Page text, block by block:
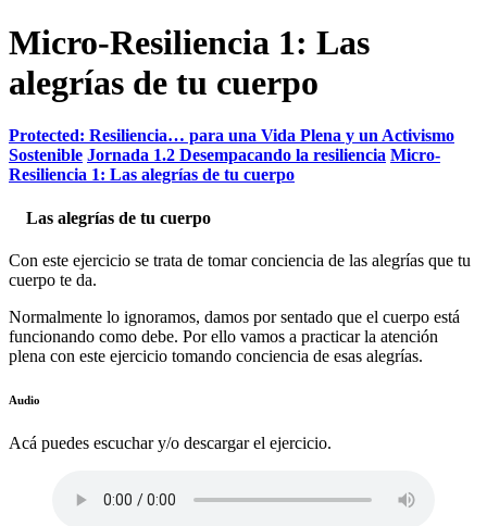
Micro-Resiliencia 1: Las
alegrías de tu cuerpo
Protected: Resiliencia… para una Vida Plena y un Activismo
Sostenible Jornada 1.2 Desempacando la resiliencia Micro-
Resiliencia 1: Las alegrías de tu cuerpo
Las alegrías de tu cuerpo
Con este ejercicio se trata de tomar conciencia de las alegrías que tu
cuerpo te da.
Normalmente lo ignoramos, damos por sentado que el cuerpo está
funcionando como debe. Por ello vamos a practicar la atención
plena con este ejercicio tomando conciencia de esas alegrías.
Audio
Acá puedes escuchar y/o descargar el ejercicio.